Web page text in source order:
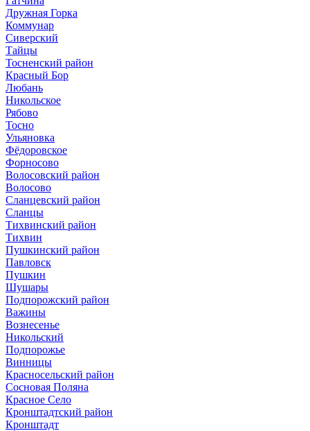
Дружная Горка
Коммунар
Сиверский
Тайцы
Тосненский район
Красный Бор
Любань
Никольское
Рябово
Тосно
Ульяновка
Фёдоровское
Форносово
Волосовский район
Волосово
Сланцевский район
Сланцы
Тихвинский район
Тихвин
Пушкинский район
Павловск
Пушкин
Шушары
Подпорожский район
Важины
Вознесенье
Никольский
Подпорожье
Винницы
Красносельский район
Сосновая Поляна
Красное Село
Кронштадтский район
Кронштадт